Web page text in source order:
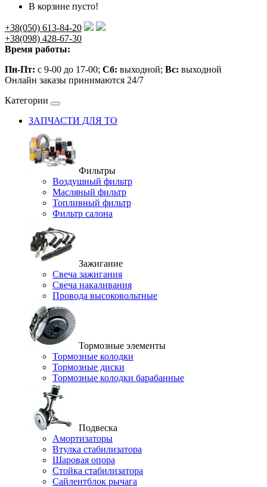
В корзине пусто!
+38(050) 613-84-20
+38(098) 428-67-30
Время работы:
Пн-Пт: с 9-00 до 17-00; Сб: выходной; Вс: выходной
Онлайн заказы принимаются 24/7
Категории
ЗАПЧАСТИ ДЛЯ ТО
Фильтры
Воздушный фильтр
Масляный фильтр
Топливный фильтр
Фильтр салона
Зажигание
Свеча зажигания
Свеча накаливания
Провода высоковольтные
Тормозные элементы
Тормозные колодки
Тормозные диски
Тормозные колодки барабанные
Подвеска
Амортизаторы
Втулка стабилизатора
Шаровая опора
Стойка стабилизатора
Сайлентблок рычага